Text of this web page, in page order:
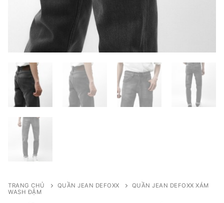
TRANG CHỦ QUẦN JEAN DEFOXX
QUẦN JEAN DEFOXX XÁM
WASH ĐẬM